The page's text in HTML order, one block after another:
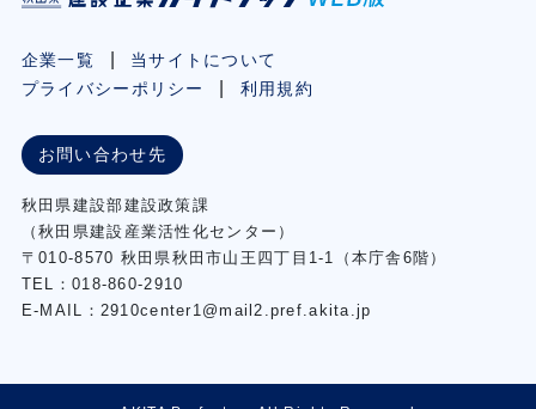
企業一覧
当サイトについて
プライバシーポリシー
利用規約
お問い合わせ先
秋⽥県建設部建設政策課
（秋⽥県建設産業活性化センター）
〒010-8570 秋田県秋田市⼭王四丁⽬1-1（本庁舎6階）
TEL：018-860-2910
E-MAIL：2910center1@mail2.pref.akita.jp